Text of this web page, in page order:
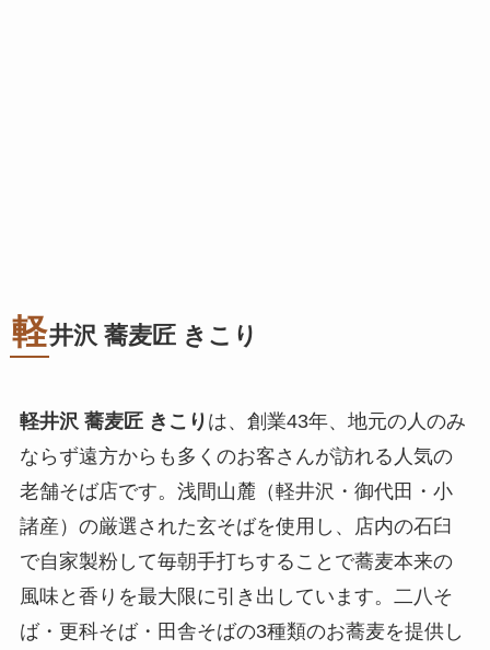
軽井沢 蕎麦匠 きこり
軽井沢 蕎麦匠 きこり は、創業43年、地元の人のみ
ならず遠方からも多くのお客さんが訪れる人気の
老舗そば店です。浅間山麓（軽井沢・御代田・小
諸産）の厳選された玄そばを使用し、店内の石臼
で自家製粉して毎朝手打ちすることで蕎麦本来の
風味と香りを最大限に引き出しています。二八そ
ば・更科そば・田舎そばの3種類のお蕎麦を提供し